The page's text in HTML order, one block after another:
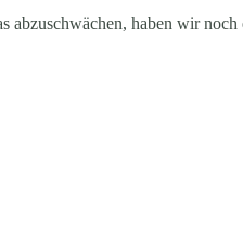
abzuschwächen, haben wir